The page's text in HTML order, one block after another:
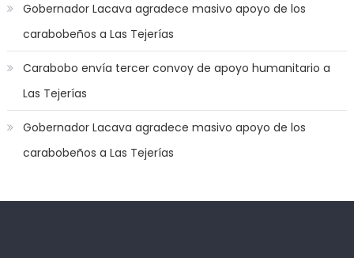
jerk
off
game
with
you
joi,
nana
nakamura
Gobernador Lacava agradece masivo apoyo de los
carabobeños a Las Tejerías
Carabobo envía tercer convoy de apoyo humanitario a
Las Tejerías
Gobernador Lacava agradece masivo apoyo de los
carabobeños a Las Tejerías